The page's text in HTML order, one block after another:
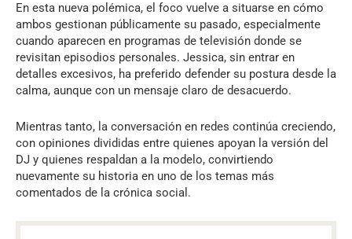
En esta nueva polémica, el foco vuelve a situarse en cómo
ambos gestionan públicamente su pasado, especialmente
cuando aparecen en programas de televisión donde se
revisitan episodios personales. Jessica, sin entrar en
detalles excesivos, ha preferido defender su postura desde la
calma, aunque con un mensaje claro de desacuerdo.
Mientras tanto, la conversación en redes continúa creciendo,
con opiniones divididas entre quienes apoyan la versión del
DJ y quienes respaldan a la modelo, convirtiendo
nuevamente su historia en uno de los temas más
comentados de la crónica social.